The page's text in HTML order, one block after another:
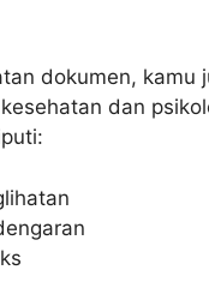
dokumen, kamu
dan